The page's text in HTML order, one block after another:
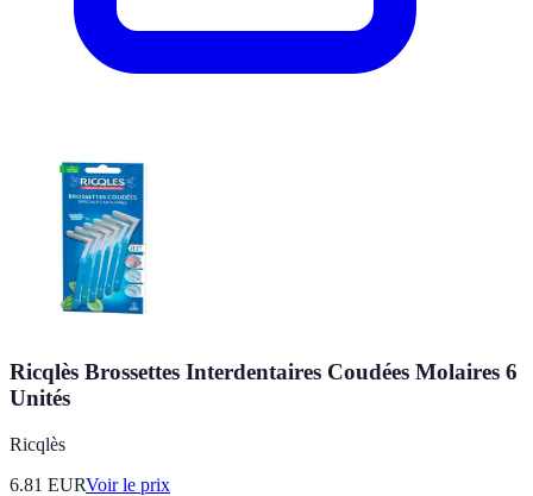
Ricqlès Brossettes Interdentaires Coudées Molaires 6
Unités
Ricqlès
6.81 EURVoir le prix